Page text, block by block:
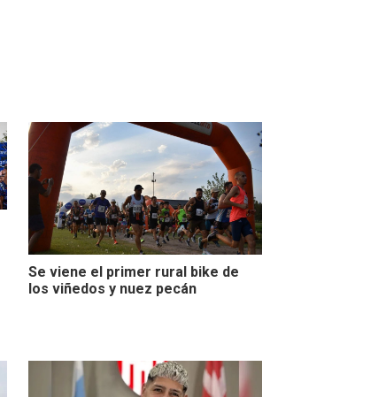
Se viene el primer rural bike de
los viñedos y nuez pecán